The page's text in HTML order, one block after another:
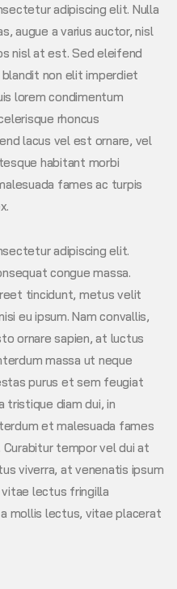
adipiscing elit. Nulla
augue a varius auctor, nisl
nisl at est. Sed eleifend
non elit imperdiet
lorem condimentum
rhoncus
lacus vel est ornare, vel
habitant morbi
fames ac turpis
adipiscing elit.
congue massa.
tincidunt, metus velit
eu ipsum. Nam convallis,
ornare sapien, at luctus
massa ut neque
purus et sem feugiat
tristique diam dui, in
et malesuada fames
Curabitur tempor vel dui at
viverra, at venenatis ipsum
lectus fringilla
mollis lectus, vitae placerat